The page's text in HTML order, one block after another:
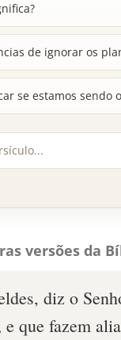
de ignorar os
se estamos sendo
versões da
diz o
que fazem